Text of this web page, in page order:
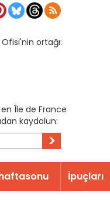
ortağı:
en Île de France
kaydolun:
>
İpuçları